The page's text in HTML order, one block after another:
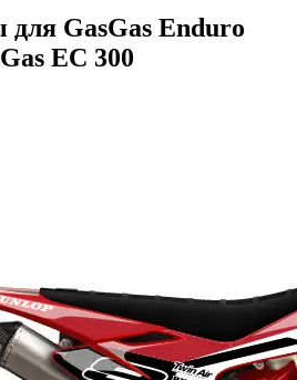
для GasGas Enduro
EC 300